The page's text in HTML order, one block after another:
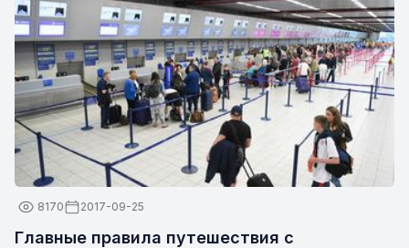
нечто большее, чем просто их кажущиеся улыбки и
стильная униформа. Вот несколько интересных фактов о
бортпроводниках:
8170 2017-09-25
Главные правила путешествия с